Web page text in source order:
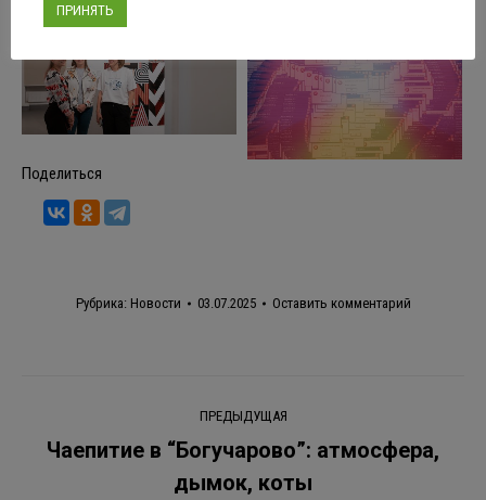
Поделиться
Рубрика: Новости 03.07.2025 Оставить комментарий
Навигация
по
ПРЕДЫДУЩАЯ
Предыдущая
запись:
Чаепитие в “Богучарово”: атмосфера,
дымок, коты
ПРИНЯТЬ